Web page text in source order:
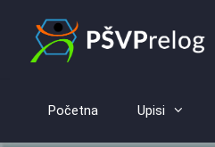
Početna Upisi